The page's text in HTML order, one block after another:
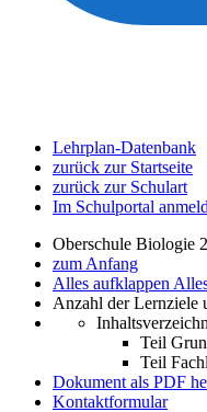
Lehrplan-Datenbank
zurück zur Startseite
zurück zur Schulart
Im Schulportal
Oberschule Biologie
zum Anfang
Alles aufklappen
Anzahl der Lernziele
Teil
Teil
Dokument als PDF
Kontaktformular